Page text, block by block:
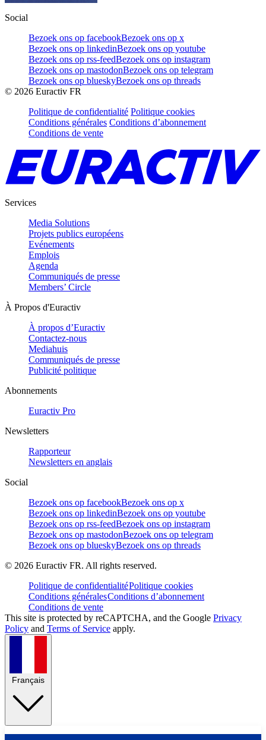
Social
Bezoek ons op facebookBezoek ons op x
Bezoek ons op linkedinBezoek ons op youtube
Bezoek ons op rss-feedBezoek ons op instagram
Bezoek ons op mastodonBezoek ons op telegram
Bezoek ons op blueskyBezoek ons op threads
© 2026 Euractiv FR
Politique de confidentialité Politique cookies
Conditions générales Conditions d’abonnement
Conditions de vente
Services
Media Solutions
Projets publics européens
Evénements
Emplois
Agenda
Communiqués de presse
Members’ Circle
À Propos d'Euractiv
À propos d’Euractiv
Contactez-nous
Mediahuis
Communiqués de presse
Publicité politique
Abonnements
Euractiv Pro
Newsletters
Rapporteur
Newsletters en anglais
Social
Bezoek ons op facebookBezoek ons op x
Bezoek ons op linkedinBezoek ons op youtube
Bezoek ons op rss-feedBezoek ons op instagram
Bezoek ons op mastodonBezoek ons op telegram
Bezoek ons op blueskyBezoek ons op threads
© 2026 Euractiv FR. All rights reserved.
Politique de confidentialitéPolitique cookies
Conditions généralesConditions d’abonnement
Conditions de vente
This site is protected by reCAPTCHA, and the Google Privacy
Policy and Terms of Service apply.
Français